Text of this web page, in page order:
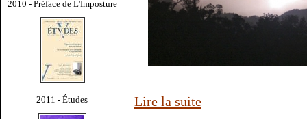
2010 - Préface de L'Imposture
2011 - Études Lire la suite